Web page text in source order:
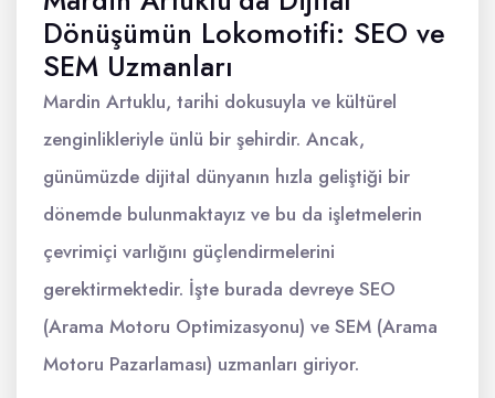
Dönüşümün Lokomotifi: SEO ve
SEM Uzmanları
Mardin Artuklu, tarihi dokusuyla ve kültürel
zenginlikleriyle ünlü bir şehirdir. Ancak,
günümüzde dijital dünyanın hızla geliştiği bir
dönemde bulunmaktayız ve bu da işletmelerin
çevrimiçi varlığını güçlendirmelerini
gerektirmektedir. İşte burada devreye SEO
(Arama Motoru Optimizasyonu) ve SEM (Arama
Motoru Pazarlaması) uzmanları giriyor.